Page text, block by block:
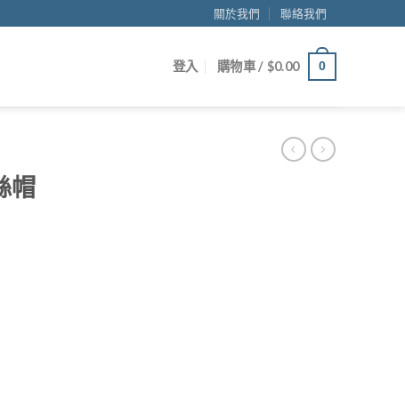
關於我們 聯絡我們
登入 購物車 / $0.00 0
帽